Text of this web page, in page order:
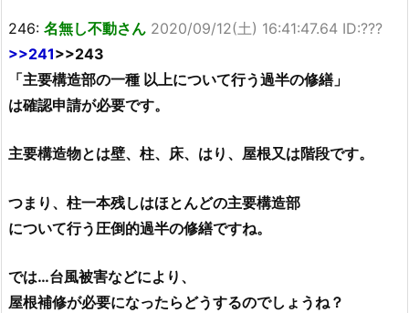
246: 名無し不動さん 2020/09/12(土) 16:41:47.64 ID:???
>>241>>243
「主要構造部の一種 以上について行う過半の修繕」
は確認申請が必要です。
主要構造物とは壁、柱、床、はり、屋根又は階段です。
つまり、柱一本残しはほとんどの主要構造部
について行う圧倒的過半の修繕ですね。
では…台風被害などにより、
屋根補修が必要になったらどうするのでしょうね？